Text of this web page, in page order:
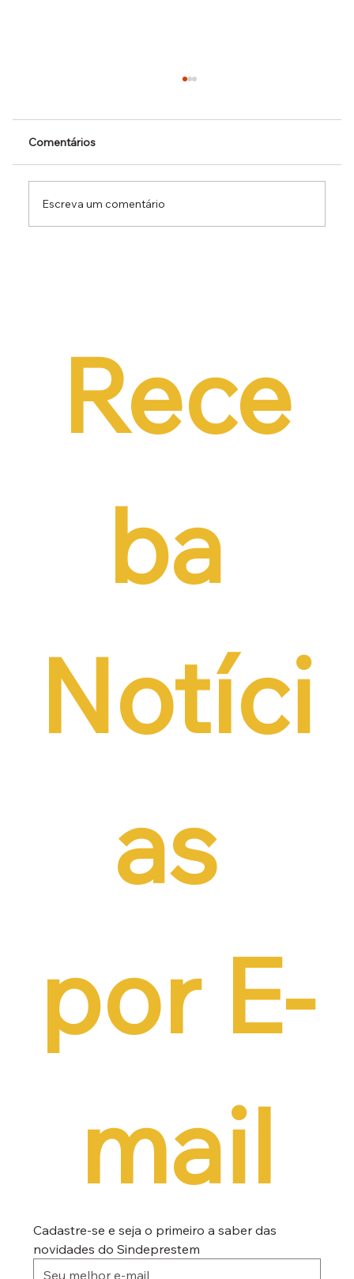
Comentários
Escreva um comentário
Rece
ba
Notíci
as
por E-
mail
Cadastre-se e seja o primeiro a saber das
novidades do Sindeprestem